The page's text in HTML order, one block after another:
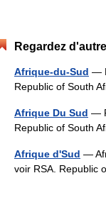
Regardez
Afrique-du-Sud —
Republic of South
Afrique Du Sud —
Republic of South
Afrique d'Sud —
voir RSA. Republic